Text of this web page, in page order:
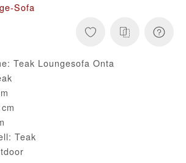
Sofa
Teak Loungesofa Onta
Teak